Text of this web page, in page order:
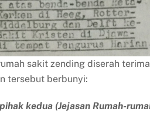
sakit zending diserah
tersebut berbunyi:
kedua (Jejasan Rumah-